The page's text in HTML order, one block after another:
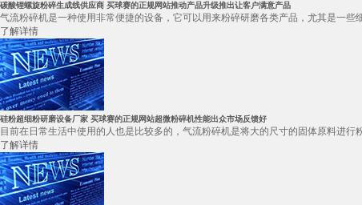
碳酸锂螺旋粉碎生成线供应商 买球赛的正规网站推动产品升级推出让客户满意产品
气流粉碎机是一种使用非常便捷的设备，它可以用来粉碎研磨各类产品，尤其是一
了解详情
硅粉超细粉研磨设备厂家 买球赛的正规网站超微粉碎机性能出众市场反馈好
目前在日常生活中使用的人也是比较多的，气流粉碎机是将大的尺寸的固体原料进
了解详情